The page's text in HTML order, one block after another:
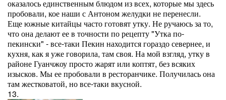
оказалось единственным блюдом из всех, которые мы здесь
пробовали, кое наши с Антоном желудки не перенесли.
Еще южные китайцы часто готовят утку. Не ручаюсь за то,
что она делают ее в точности по рецепту "Утка по-
пекински" - все-таки Пекин находится гораздо севернее, и
кухня, как я уже говорила, там своя. На мой взгляд, утку в
районе Гуанчжоу просто жарят или коптят, без всяких
изысков. Мы ее пробовали в ресторанчике. Получилась она
там жестковатой, но все-таки вкусной.
13.